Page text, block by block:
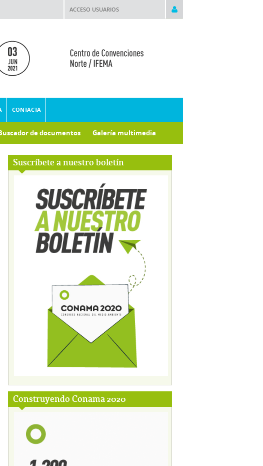
ACCESO USUARIOS
CONTACTA
de documentos Galería multimedia
Suscríbete a nuestro boletín
Construyendo Conama 2020